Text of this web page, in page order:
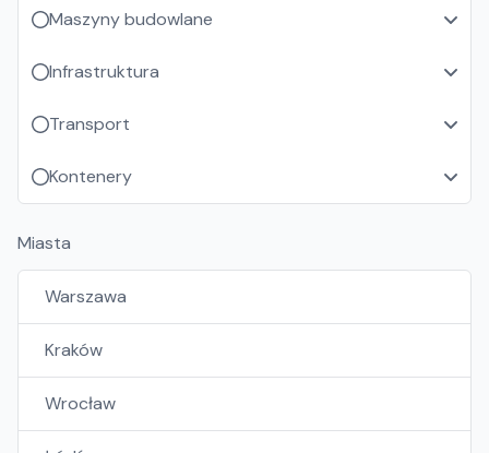
Maszyny budowlane
Infrastruktura
Transport
Kontenery
Miasta
Warszawa
Kraków
Wrocław